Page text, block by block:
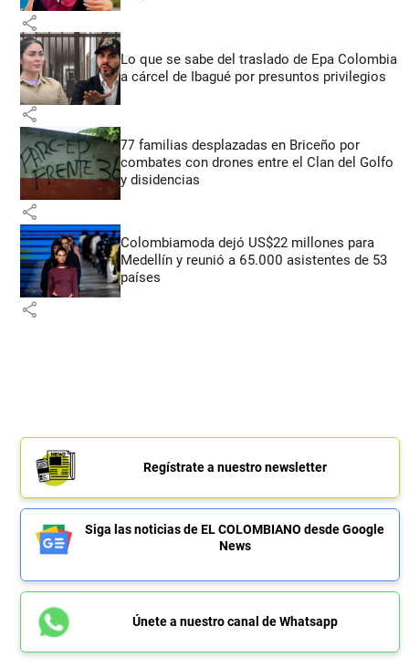
share
Lo que se sabe del traslado de Epa Colombia
a cárcel de Ibagué por presuntos privilegios
share
77 familias desplazadas en Briceño por
combates con drones entre el Clan del Golfo
y disidencias
share
Colombiamoda dejó US$22 millones para
Medellín y reunió a 65.000 asistentes de 53
países
share
Regístrate a nuestro newsletter
Siga las noticias de EL COLOMBIANO desde Google
News
Únete a nuestro canal de Whatsapp